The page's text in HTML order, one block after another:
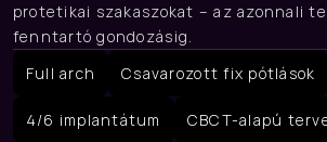
protetikai szakaszokat – az azonnali
fenntartó gondozásig.
Full arch
Csavarozott fix pótlások
4/6 implantátum CBCT-alapú